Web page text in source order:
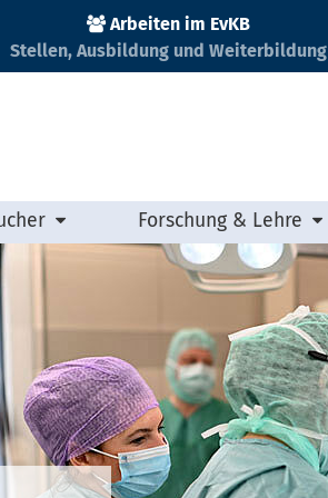
Arbeiten im EvKB
Stellen, Ausbildung und Weiterbildung
Forschung & Lehre